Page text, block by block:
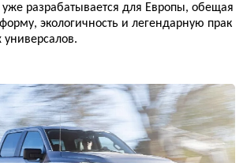
разрабатывается для Европы, обещая
экологичность и легендарную прак
универсалов.